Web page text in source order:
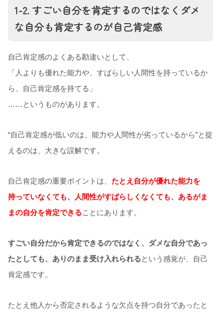
1-2. すごい自分を肯定するのではなくダメ
な自分も肯定するのが自己肯定感
自己肯定感のよくある勘違いとして、
「人よりも優れた能力や、すばらしい人間性を持っているか
ら、自己肯定感を持てる」
……というものがあります。
“自己肯定感が低いのは、能力や人間性が劣っているから”と捉
えるのは、大きな誤解です。
自己肯定感の重要ポイントは、 たとえ自分が優れた能力を
持っていなくても、人間性がすばらしくなくても、あるがま
まの自分を肯定できることにあります。
すごい自分だから肯定できるのではなく、ダメな自分であっ
たとしても、ありのまま受け入れられるという感覚が、自己
肯定感です。
たとえ他人から否定されるような欠点を持つ自分であったと